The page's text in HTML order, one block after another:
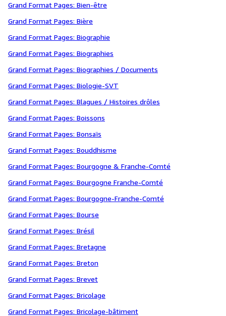
Grand Format Pages: Bien-être
Grand Format Pages: Bière
Grand Format Pages: Biographie
Grand Format Pages: Biographies
Grand Format Pages: Biographies / Documents
Grand Format Pages: Biologie-SVT
Grand Format Pages: Blagues / Histoires drôles
Grand Format Pages: Boissons
Grand Format Pages: Bonsaïs
Grand Format Pages: Bouddhisme
Grand Format Pages: Bourgogne & Franche-Comté
Grand Format Pages: Bourgogne Franche-Comté
Grand Format Pages: Bourgogne-Franche-Comté
Grand Format Pages: Bourse
Grand Format Pages: Brésil
Grand Format Pages: Bretagne
Grand Format Pages: Breton
Grand Format Pages: Brevet
Grand Format Pages: Bricolage
Grand Format Pages: Bricolage-bâtiment